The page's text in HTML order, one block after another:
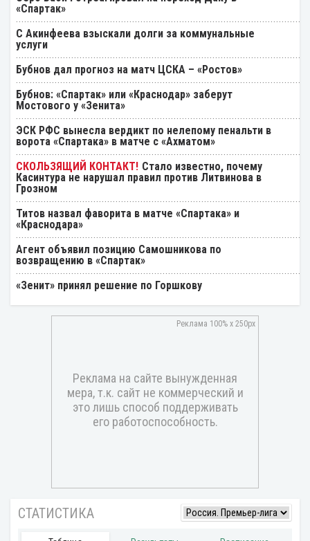
«Спартак»
С Акинфеева взыскали долги за коммунальные
услуги
Бубнов дал прогноз на матч ЦСКА – «Ростов»
Бубнов: «Спартак» или «Краснодар» заберут
Мостового у «Зенита»
ЭСК РФС вынесла вердикт по нелепому пенальти в
ворота «Спартака» в матче с «Ахматом»
Стало известно, почему
Касинтура не нарушал правил против Литвинова в
Грозном
Титов назвал фаворита в матче «Спартака» и
«Краснодара»
Агент объявил позицию Самошникова по
возвращению в «Спартак»
«Зенит» принял решение по Горшкову